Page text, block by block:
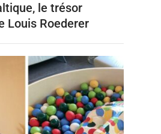
le trésor
Louis Roederer